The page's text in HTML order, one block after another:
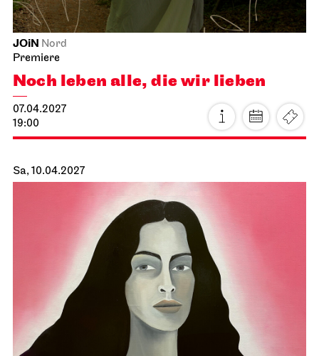
JOiN Nord
Premiere
Noch leben alle, die wir lieben
07.04.2027
19:00
Sa, 10.04.2027